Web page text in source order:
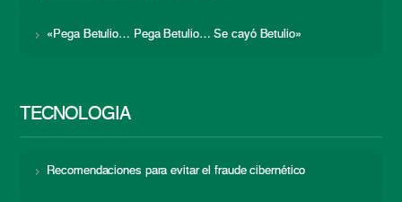
«Pega Betulio… Pega Betulio… Se cayó Betulio»
TECNOLOGÍA
Recomendaciones para evitar el fraude cibernético